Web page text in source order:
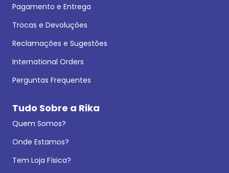
Pagamento e Entrega
Trocas e Devoluções
Reclamações e Sugestões
International Orders
Perguntas Frequentes
Tudo Sobre a Rika
Quem Somos?
Onde Estamos?
Tem Loja Física?